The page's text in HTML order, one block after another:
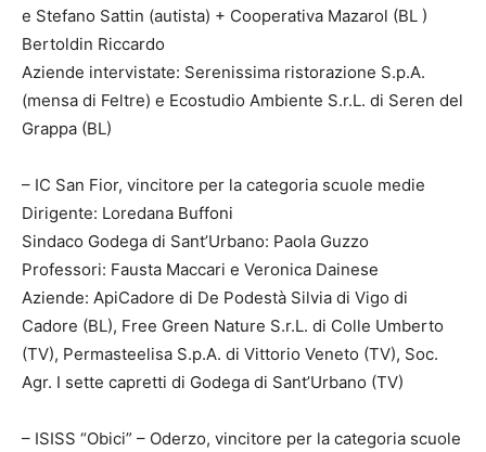
e Stefano Sattin (autista) + Cooperativa Mazarol (BL )
Bertoldin Riccardo
Aziende intervistate: Serenissima ristorazione S.p.A.
(mensa di Feltre) e Ecostudio Ambiente S.r.L. di Seren del
Grappa (BL)
– IC San Fior, vincitore per la categoria scuole medie
Dirigente: Loredana Buffoni
Sindaco Godega di Sant’Urbano: Paola Guzzo
Professori: Fausta Maccari e Veronica Dainese
Aziende: ApiCadore di De Podestà Silvia di Vigo di
Cadore (BL), Free Green Nature S.r.L. di Colle Umberto
(TV), Permasteelisa S.p.A. di Vittorio Veneto (TV), Soc.
Agr. I sette capretti di Godega di Sant’Urbano (TV)
– ISISS “Obici” – Oderzo, vincitore per la categoria scuole